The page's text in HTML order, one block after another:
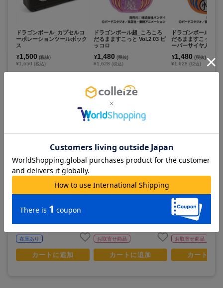
ドラゴンボール_カプセルコ
ーポレーションツールボック
ス
¥1,500 (税抜)
¥1,650 (税込)
ドラゴンボール超_ころころ
だるまますこっと Vol.2 02 ベ
1,480 (税抜)
在庫あり
カートに追加
ドラゴンボール超_ころころ
だるまますこっと Vol.2 03 ピ
ッコロ
¥1,480 (税抜)
¥1,628 (税込)
カートに追加
ドラゴンボール_とびマス
【BOX／6個入り】
お取寄せ商品
カートに追加
ドラゴンボール超_
だるまますこっと
ーパーサイヤ人孫悟
¥1,480 (税抜)
¥1,628 (税込)
ts 超サイヤ人孫悟空
幕開け〉
¥4,000 (税抜)
¥4,400(税込)
お取寄せ商品
カートに